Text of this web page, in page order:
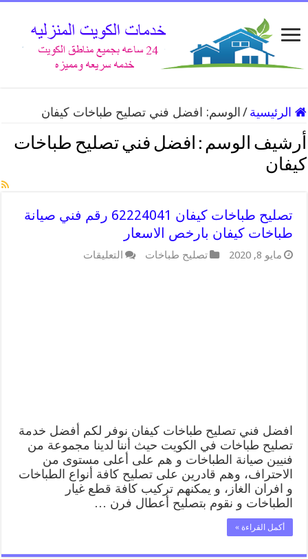
الرئيسية / الوسم: افضل فني تصليح طباخات كيفان
أرشيف الوسم : افضل فني تصليح طباخات
كيفان
تصليح طباخات كيفان 62224041 رقم فني صيانة
طباخات كيفان بارخص الاسعار
مايو 8, 2020 تصليح طباخات التعليقات
افضل فني تصليح طباخات كيفان نوفر لكم أفضل خدمة
تصليح طباخات في الكويت حيث أننا لدينا مجموعة من
فنيين صيانة الطباخات و هم على أعلى مستوى من
الاحتراف، وهم قادرين على تصليح كافة أنواع الطباخات
و افران الغاز، و يمكنهم تركيب كافة قطع غيار
الطباخات و نقوم بتصليح أعطال فرن …
أكمل القراءة »